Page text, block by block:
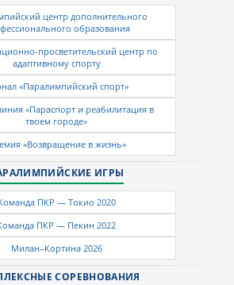
центр дополнительного
образования
просветительский центр по
адаптивному спорту
«Паралимпийский спорт»
«Параспорт и реабилитация в
твоем городе»
«Возвращение в жизнь»
ИГРЫ
ПКР — Токио 2020
ПКР — Пекин 2022
Милан–Кортина 2026
СОРЕВНОВАНИЯ